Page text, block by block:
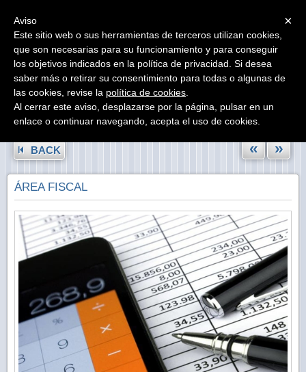
BACK « »
ÁREA FISCAL
×
Aviso
Este sitio web o sus herramientas de terceros utilizan cookies,
que son necesarias para su funcionamiento y para conseguir
los objetivos indicados en la política de privacidad. Si desea
saber más o retirar su consentimiento para todas o algunas de
las cookies, revise la política de cookies
Al cerrar este aviso, desplazarse por la página, pulsar en un
enlace o continuar navegando, acepta el uso de cookies.